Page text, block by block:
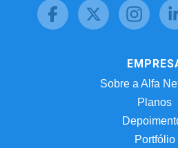
Sobre a Alfa
Planos
Portfólio